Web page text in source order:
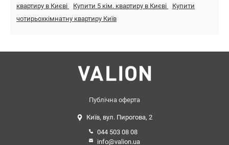
квартиру в Києві
Купити 5 кім. квартиру в Києві
Купити
чотирьохкімнатну квартиру Київ
Публічна оферта
Київ, вул. Пирогова, 2
044 503 08 08
info@valion.ua